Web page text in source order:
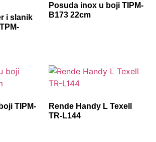
i slanik
Posuda inox u boji TIPM-
B173 22cm
TIPM-
Rende Handy L Texell
TR-L144